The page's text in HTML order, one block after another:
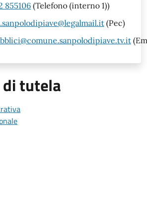
855106 (Telefono (interno 1))
(Pec)
tutela